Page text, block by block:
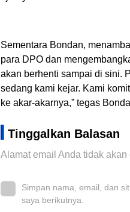
Sementara Bondan,
para DPO dan
akan berhenti sampai di sini.
sedang kami kejar. Kami
ke akar-akarnya,” tegas
Tinggalkan Balasan
Alamat email Anda tidak
Simpan nama, email, dan
saya berikutnya.